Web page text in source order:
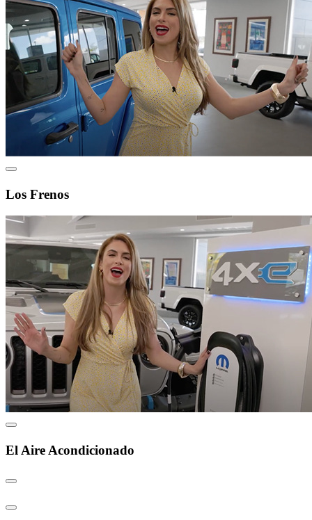
Los Frenos
El Aire Acondicionado